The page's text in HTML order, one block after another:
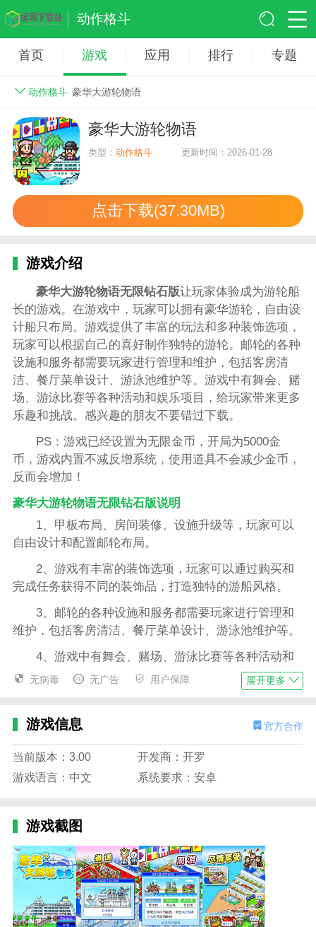
动作格斗
首页 游戏 应用 排行 专题
动作格斗 豪华大游轮物语
豪华大游轮物语
类型：动作格斗 更新时间：2026-01-28
点击下载(37.30MB)
游戏介绍
豪华大游轮物语无限钻石版让玩家体验成为游轮船
长的游戏。在游戏中，玩家可以拥有豪华游轮，自由设
计船只布局。游戏提供了丰富的玩法和多种装饰选项，
玩家可以根据自己的喜好制作独特的游轮。邮轮的各种
设施和服务都需要玩家进行管理和维护，包括客房清
洁、餐厅菜单设计、游泳池维护等。游戏中有舞会、赌
场、游泳比赛等各种活动和娱乐项目，给玩家带来更多
乐趣和挑战。感兴趣的朋友不要错过下载。
PS：游戏已经设置为无限金币，开局为5000金
币，游戏内置不减反增系统，使用道具不会减少金币，
反而会增加！
豪华大游轮物语无限钻石版说明
1、甲板布局、房间装修、设施升级等，玩家可以
自由设计和配置邮轮布局。
2、游戏有丰富的装饰选项，玩家可以通过购买和
完成任务获得不同的装饰品，打造独特的游船风格。
3、邮轮的各种设施和服务都需要玩家进行管理和
维护，包括客房清洁、餐厅菜单设计、游泳池维护等。
4、游戏中有舞会、赌场、游泳比赛等各种活动和
娱乐项目，给玩家带来更多乐趣和挑战。
1、在《豪华大游轮物语》中，玩家扮演富裕的邮
2、游戏中的游轮是一艘巨大豪华的船，拥有多处
甲板和设施，包括客房、餐厅和游泳池。
值，用于升级游轮或解锁更多装饰选项。
4、游戏中有各种随机事件和任务等待玩家探索和
解决，增加了游戏的趣味性和挑战性。
豪华大游轮物语无限钻石版特色
1、玩家需要通过完成任务和挑战获得金币和经验
无病毒 无广告 用户保障 展开更多
游戏信息 官方合作
当前版本：3.00
开发商：开罗
游戏语言：中文
系统要求：安卓
游戏截图